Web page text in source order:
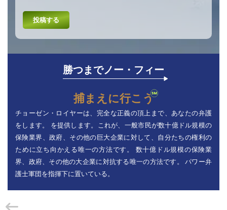
勝つまでノー・フィー
捕まえに行こう
チョーゼン・ロイヤーは、完全な正義の頂上まで、あなたの弁護
をします。 を提供します。これが、一般市民が数十億ドル規模の
保険業界、政府、その他の巨大企業に対して、自分たちの権利の
ために立ち向かえる唯一の方法です。 数十億ドル規模の保険業
界、政府、その他の大企業に対抗する唯一の方法です。 パワー弁
護士軍団を指揮下に置いている。